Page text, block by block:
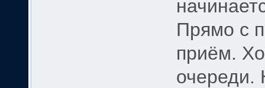
Прямо с
приём.
очереди.